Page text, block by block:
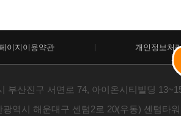
이지이용약관 개인정보처
부산진구 서면로 74, 아이온시티빌딩
역시 해운대구 센텀2로 20(우동) 센텀타